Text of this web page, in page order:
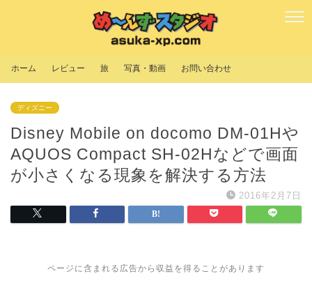
ホーム レビュー 旅 写真・動画 お問い合わせ
ディズニー
Disney Mobile on docomo DM-01Hや
AQUOS Compact SH-02Hなどで画面
が小さくなる現象を解決する方法
2016年2月7日
ページに含まれる広告から収益を得ることがあります